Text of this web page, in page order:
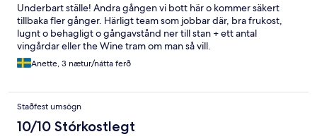
Underbart ställe! Andra gången vi bott här o kommer säkert
tillbaka fler gånger. Härligt team som jobbar där, bra frukost,
lugnt o behagligt o gångavstånd ner till stan + ett antal
vingårdar eller the Wine tram om man så vill.
Anette, 3 nætur/nátta ferð
Staðfest umsögn
10/10 Stórkostlegt